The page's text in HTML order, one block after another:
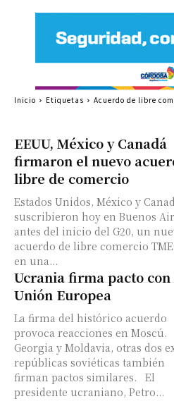
EEUU, México y Canadá
firmaron el nuevo
libre de comercio
Estados Unidos, México y
suscribieron hoy en Buenos
antes del inicio del G20, un
acuerdo de libre comercio
en una...
Ucrania firma pacto con
Unión Europea
La firma del histórico acuerdo
provoca reacciones en Moscú.
Georgia y Moldavia, otras dos
repúblicas soviéticas también
firman pactos similares. El
presidente ucraniano, Petro...
Inicio Etiquetas Acuerdo de libre